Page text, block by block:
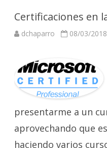
Certificaciones en
dchaparro 08/03/2018
presentarme a un
aprovechando que
haciendo varios